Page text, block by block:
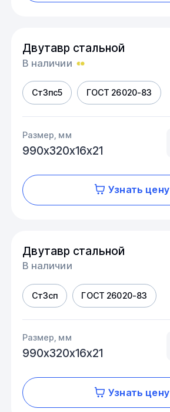
Двутавр стальной
В наличии
Ст3пс5 ГОСТ 26020-83
Размер, мм
990х320х16х21
Узнать цену
Двутавр стальной
В наличии
Ст3сп ГОСТ 26020-83
Размер, мм
990х320х16х21
Узнать цену